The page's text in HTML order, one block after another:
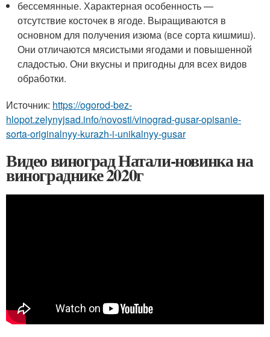
бессемянные. Характерная особенность —
отсутствие косточек в ягоде. Выращиваются в
основном для получения изюма (все сорта кишмиш).
Они отличаются мясистыми ягодами и повышенной
сладостью. Они вкусны и пригодны для всех видов
обработки.
Источник: https://ogorod-bez-
hlopot.zelynyjsad.info/novosti/vinograd-gusar-opisanie-
sorta-originalnyy-kurazh-i-unikalnyy-gusar
Видео виноград Натали-новинка на
винограднике 2020г